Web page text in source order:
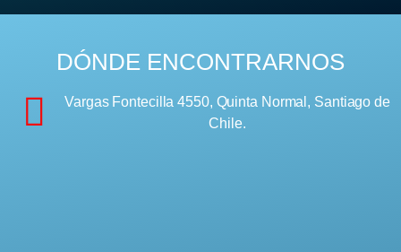
DÓNDE ENCONTRARNOS
Vargas Fontecilla 4550, Quinta Normal, Santiago de
Chile.